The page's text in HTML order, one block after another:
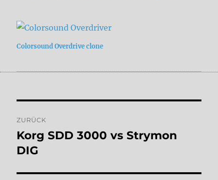
Colorsound Overdrive clone
ZURÜCK
Vorheriger
Beitrag:
Korg SDD 3000 vs Strymon
DIG